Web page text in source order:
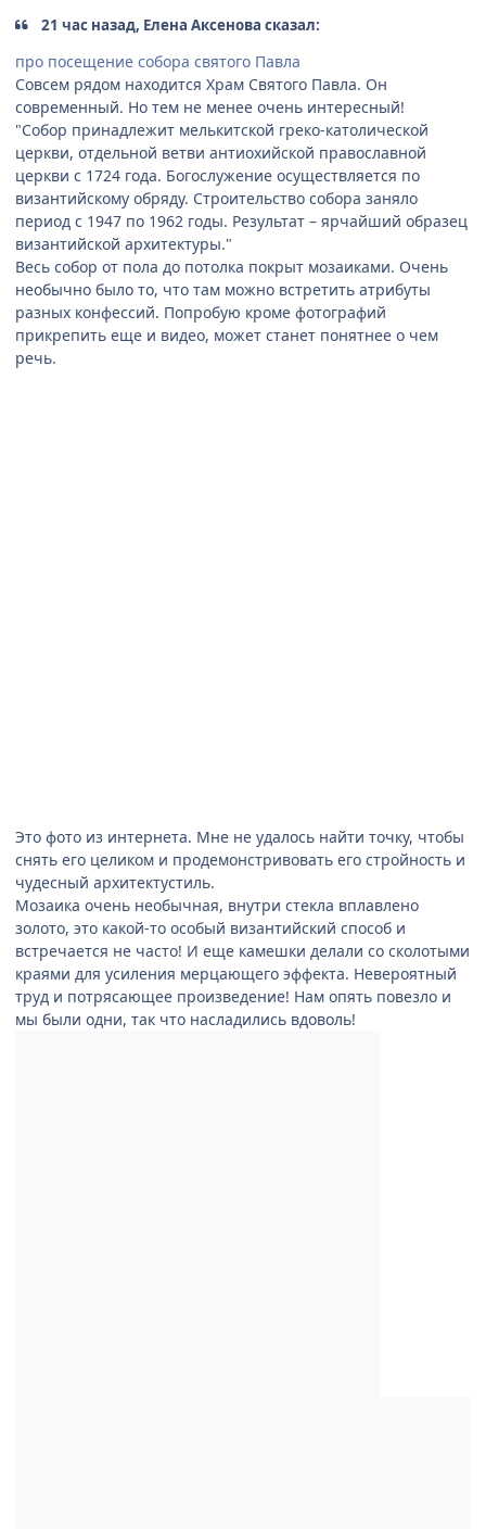
21 час назад, Елена Аксенова сказал:
про посещение собора святого Павла
Совсем рядом находится Храм Святого Павла. Он
современный. Но тем не менее очень интересный!
"Собор принадлежит мелькитской греко-католической
церкви, отдельной ветви антиохийской православной
церкви с 1724 года. Богослужение осуществляется по
византийскому обряду. Строительство собора заняло
период с 1947 по 1962 годы. Результат – ярчайший образец
византийской архитектуры."
Весь собор от пола до потолка покрыт мозаиками. Очень
необычно было то, что там можно встретить атрибуты
разных конфессий. Попробую кроме фотографий
прикрепить еще и видео, может станет понятнее о чем
речь.
Это фото из интернета. Мне не удалось найти точку, чтобы
снять его целиком и продемонстривовать его стройность и
чудесный архитектустиль.
Мозаика очень необычная, внутри стекла вплавлено
золото, это какой-то особый византийский способ и
встречается не часто! И еще камешки делали со сколотыми
краями для усиления мерцающего эффекта. Невероятный
труд и потрясающее произведение! Нам опять повезло и
мы были одни, так что насладились вдоволь!